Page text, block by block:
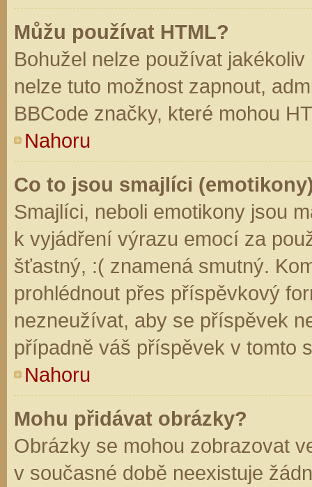
Můžu používat HTML?
Bohužel nelze používat
nelze tuto možnost zapnout,
BBCode značky, které mohou
Nahoru
Co to jsou smajlíci
Smajlíci, neboli emotikony jsou
k vyjádření výrazu emocí za
šťastný, :( znamená smutný.
prohlédnout přes příspěvkový
nezneužívat, aby se příspěvek
případně váš příspěvek v tomto
Nahoru
Mohu přidávat obrázky?
Obrázky se mohou zobrazovat
v současné době neexistuje